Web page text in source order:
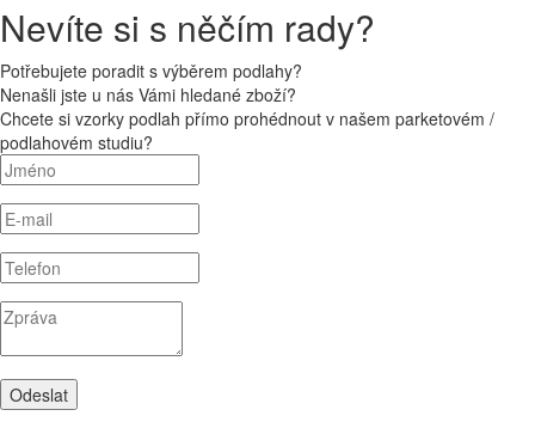
Nevíte si s něčím rady?
Potřebujete poradit s výběrem podlahy?
Nenašli jste u nás Vámi hledané zboží?
Chcete si vzorky podlah přímo prohédnout v našem parketovém /
podlahovém studiu?
Odeslat